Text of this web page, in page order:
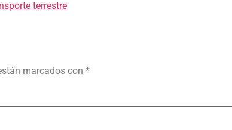
terrestre
marcados con *